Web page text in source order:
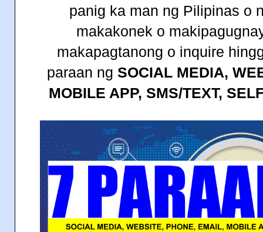
panig ka man ng Pilipinas o
makakonek o
makapagtanong o inquire
paraan ng SOCIAL MEDIA,
MOBILE APP, SMS/TEXT,